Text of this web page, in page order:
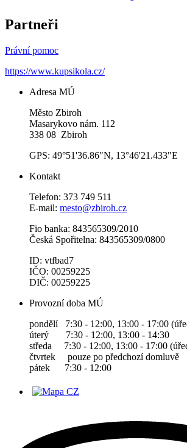
Partneři
Právní pomoc
https://www.kupsikola.cz/
Adresa MÚ
Město Zbiroh
Masarykovo nám. 112
338 08 Zbiroh
GPS: 49°51'36.86"N, 13°46'21.433"E
Kontakt
Telefon: 373 749 511
E-mail: mesto@zbiroh.cz
Fio banka: 843565309/2010
Česká Spořitelna: 843565309/0800
ID: vtfbad7
IČO: 00259225
DIČ: 00259225
Provozní doba MÚ
pondělí 7:30 - 12:00, 13:00 - 17:00
úterý 7:30 - 12:00, 13:00 - 14:30
středa 7:30 - 12:00, 13:00 - 17:00
čtvrtek pouze po předchozí domluvě
pátek 7:30 - 12:00